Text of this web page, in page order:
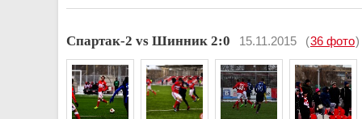
Спартак-2 vs Шинник 2:0 15.11.2015 (36 фото)